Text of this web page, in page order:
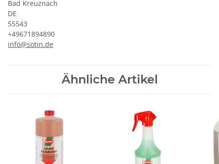
Bad Kreuznach
DE
55543
+49671894890
info@sotin.de
Ähnliche Artikel